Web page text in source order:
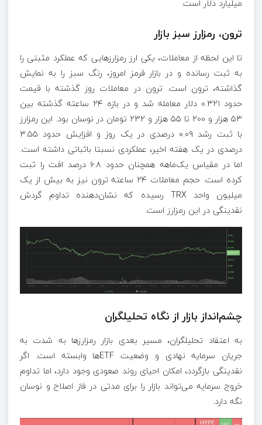
میلیارد دلار است.
ترون، رمزارز سبز بازار
تا این لحظه از معاملات، یکی ارز رمزارز‌هایی که عملکرد مثبتی را
به ثبت رسانده و در بازار قرمز امروز، رنگ سبز را به نمایش
گذاشته، ترون است. ترون در معاملات روز گذشته با قیمت
حدود ۰.۳۲۱ دلار معامله شد و در بازه ۲۴ ساعته گذشته بین
۵۳ هزار و ۲۰۰ تا ۵۵ هزار و ۲۳۲ تومان در نوسان بود. این رمزارز
با ثبت رشد ۰.۰۹ درصدی در یک روز و افزایش حدود ۳.۵۵
درصدی در یک هفته اخیر، عملکردی نسبتا باثباتی داشته است.
اما در مقیاس یک‌ماهه همچنان حدود ۶.۸ درصد افت را ثبت
کرده است. حجم معاملات ۲۴ ساعته ترون نیز به بیش از یک
میلیون واحد TRX رسیده که نشان‌دهنده تداوم گردش
نقدینگی در این رمزارز است.
چشم‌انداز بازار از نگاه تحلیلگران
به اعتقاد تحلیلگران، مسیر بعدی بازار رمزارز‌ها به شدت به
جریان سرمایه نهادی و وضعیت ETF‌ها وابسته است. اگر
نقدینگی بازگردد، امکان احیای روند صعودی وجود دارد، اما تداوم
خروج سرمایه می‌تواند بازار را برای مدتی در فاز اصلاح و نوسان
نگه دارد.